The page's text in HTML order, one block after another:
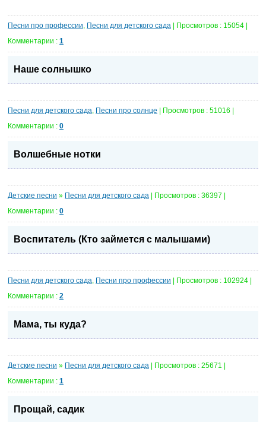
Песни про профессии, Песни для детского сада | Просмотров : 15054 |
Комментарии : 1
Наше солнышко
Песни для детского сада, Песни про солнце | Просмотров : 51016 |
Комментарии : 0
Волшебные нотки
Детские песни » Песни для детского сада | Просмотров : 36397 |
Комментарии : 0
Воспитатель (Кто займется с малышами)
Песни для детского сада, Песни про профессии | Просмотров : 102924 |
Комментарии : 2
Мама, ты куда?
Детские песни » Песни для детского сада | Просмотров : 25671 |
Комментарии : 1
Прощай, садик